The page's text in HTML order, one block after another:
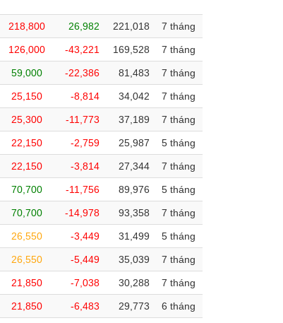
218,800 26,982 221,018 7 tháng
126,000 -43,221 169,528 7 tháng
59,000 -22,386 81,483 7 tháng
25,150 -8,814 34,042 7 tháng
25,300 -11,773 37,189 7 tháng
22,150 -2,759 25,987 5 tháng
22,150 -3,814 27,344 7 tháng
70,700 -11,756 89,976 5 tháng
70,700 -14,978 93,358 7 tháng
26,550 -3,449 31,499 5 tháng
26,550 -5,449 35,039 7 tháng
21,850 -7,038 30,288 7 tháng
21,850 -6,483 29,773 6 tháng